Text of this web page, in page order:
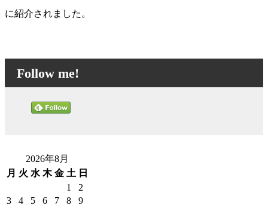
に紹介されました。
Follow me!
2026年8月
月 火 水 木 金 土 日
1
2
3
4 5 6 7 8
9